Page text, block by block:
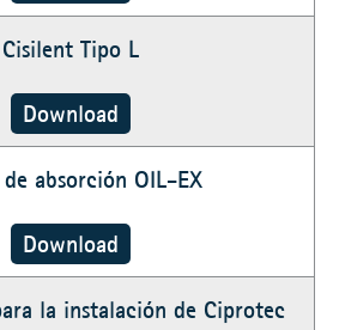
Cisilent Tipo L
Download
de absorción OIL-EX
Download
la instalación de Ciprotec